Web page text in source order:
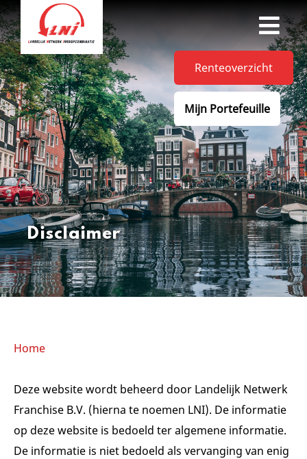
Mijn Portefeuille
Renteoverzicht
Disclaimer
Home
Deze website wordt beheerd door Landelijk Netwerk
Franchise B.V. (hierna te noemen LNI). De informatie
op deze website is bedoeld ter algemene informatie.
De informatie is niet bedoeld als vervanging van enig